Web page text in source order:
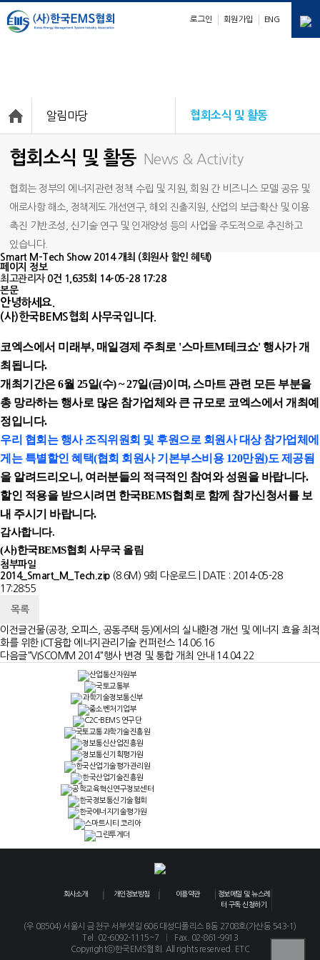
ENG
회원가입
로그인
알림마당 협회소식 및 활동
협회소식 및 활동 News & Activity
협회는 정부의 에너지관련 정책 수립 및 지원, 회원 간 비즈니스 모델 공유 및
애로사항 해소, 정책제도 개선연구, 해외 진출지원, 산업의 보급·확산 및 이용
촉진 기반조성, 신기술 연구 및 인재양성 등의 사업을 주도적으로 추진하고
있습니다.
Smart M-Tech Show 2014 개최 (회원사 할인 혜택)
페이지 정보
최고관리자 0건 1,635회 14-05-28 17:28
본문
안녕하세요.
(사)한국BEMS협회 사무국입니다.
코엑스에서 미래부, 매일경제 주최로 '스마트M테크쇼' 행사가 개
최됩니다.
개최기간은 6월 25일(수) ~ 27일(금)이며, 스마트 관련 모든 부분을
총 망라하는 행사로 많은 참가업체와 큰 규모로 코엑스에서 개최예
정입니다.
우리 협회는 행사 조직위원회 및 후원으로 회원사 대상 참가업체에
게는 특별할인 혜택(협회 회원사 기본부스비용 120만원)도 제공됨
을 알려드리오니, 여러분들의 적극적인 참여와 성원을 바랍니다.
할인 적용을 받으시려면 한국BEMS협회로 함께 참가신청서를 보
내 주시기 바랍니다.
감사합니다.
(사)한국BEMS협회 사무국 올림
첨부파일
2014_Smart_M_Tech.zip (8.6M) 9회 다운로드 | DATE : 2014-05-28
17:28:55
목록
이전글건물(공장, 오피스, 공동주택 등)에서의 실내환경 개선 및 에너지 효율 최적
화를 위한 ICT융합 에너지관리기술 컨퍼런스 14.06.16
다음글"VISCOMM 2014"행사 변경 및 통합 개최 안내 14.04.22
회사소개 개인정보방침 이용약관
정보메일 및 뉴스레
터 구독 신청하기
(우 08504) 서울시 금천구 서부샛길 606 대성디폴리스 B동 2708호(가산동 543-1)
Tel. 02-6092-1115~7
Fax. 02-861-9913
Copyrightⓒ한국EMS협회. All rights reserved. ETC